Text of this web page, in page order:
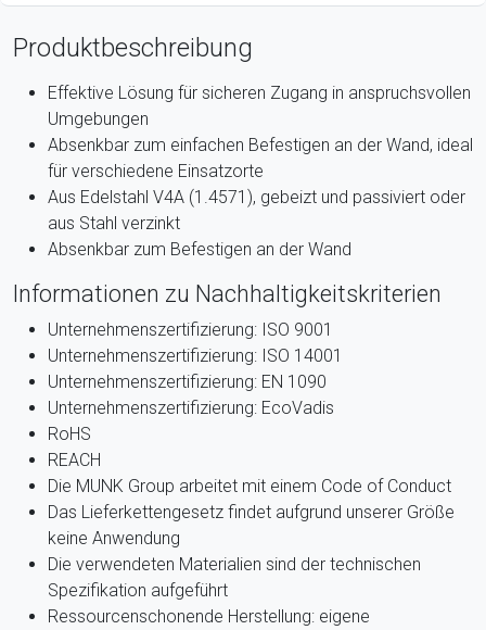
Produktbeschreibung
Effektive Lösung für sicheren Zugang in anspruchsvollen
Umgebungen
Absenkbar zum einfachen Befestigen an der Wand, ideal
für verschiedene Einsatzorte
Aus Edelstahl V4A (1.4571), gebeizt und passiviert oder
aus Stahl verzinkt
Absenkbar zum Befestigen an der Wand
Informationen zu Nachhaltigkeitskriterien
Unternehmenszertifizierung: ISO 9001
Unternehmenszertifizierung: ISO 14001
Unternehmenszertifizierung: EN 1090
Unternehmenszertifizierung: EcoVadis
RoHS
REACH
Die MUNK Group arbeitet mit einem Code of Conduct
Das Lieferkettengesetz findet aufgrund unserer Größe
keine Anwendung
Die verwendeten Materialien sind der technischen
Spezifikation aufgeführt
Ressourcenschonende Herstellung: eigene